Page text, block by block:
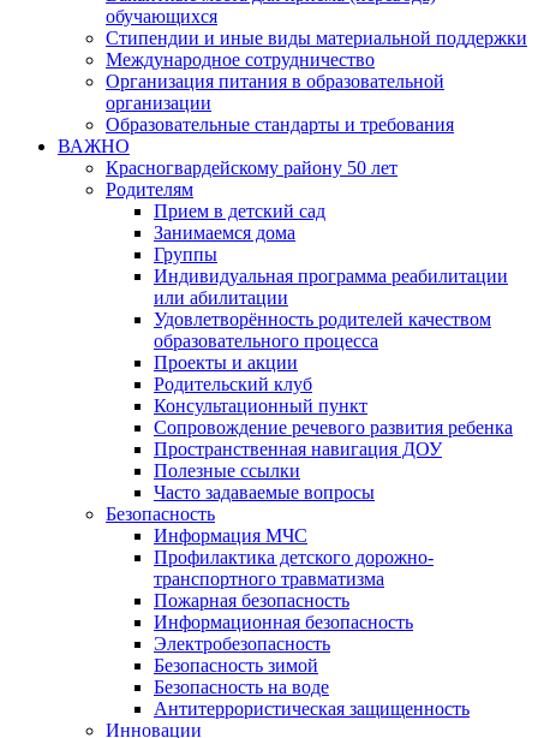
обучающихся
Стипендии и иные виды материальной поддержки
Международное сотрудничество
Организация питания в образовательной
организации
Образовательные стандарты и требования
ВАЖНО
Красногвардейскому району 50 лет
Родителям
Прием в детский сад
Занимаемся дома
Группы
Индивидуальная программа реабилитации
или абилитации
Удовлетворённость родителей качеством
образовательного процесса
Проекты и акции
Родительский клуб
Консультационный пункт
Сопровождение речевого развития ребенка
Пространственная навигация ДОУ
Полезные ссылки
Часто задаваемые вопросы
Безопасность
Информация МЧС
Профилактика детского дорожно-
транспортного травматизма
Пожарная безопасность
Информационная безопасность
Электробезопасность
Безопасность зимой
Безопасность на воде
Антитеррористическая защищенность
Инновации